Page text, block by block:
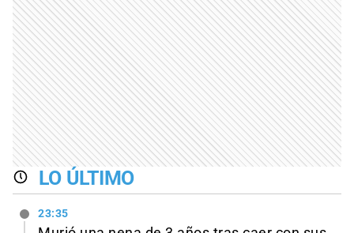
LO ÚLTIMO
23:35